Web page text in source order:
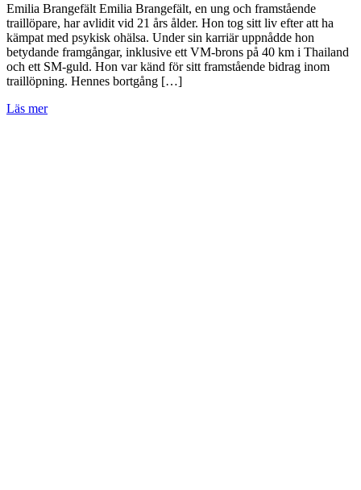
Emilia Brangefält Emilia Brangefält, en ung och framstående
traillöpare, har avlidit vid 21 års ålder. Hon tog sitt liv efter att ha
kämpat med psykisk ohälsa. Under sin karriär uppnådde hon
betydande framgångar, inklusive ett VM-brons på 40 km i Thailand
och ett SM-guld. Hon var känd för sitt framstående bidrag inom
traillöpning. Hennes bortgång […]
Läs mer